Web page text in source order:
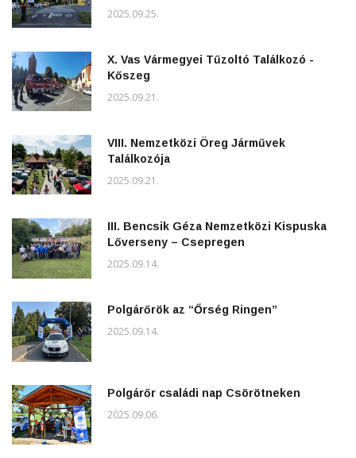
2025.09.25.
X. Vas Vármegyei Tűzoltó Találkozó -
Kőszeg
2025.09.21.
VIII. Nemzetközi Öreg Járművek
Találkozója
2025.09.21.
III. Bencsik Géza Nemzetközi Kispuska
Lőverseny – Csepregen
2025.09.14.
Polgárőrök az “Őrség Ringen”
2025.09.14.
Polgárőr családi nap Csörötneken
2025.09.06.